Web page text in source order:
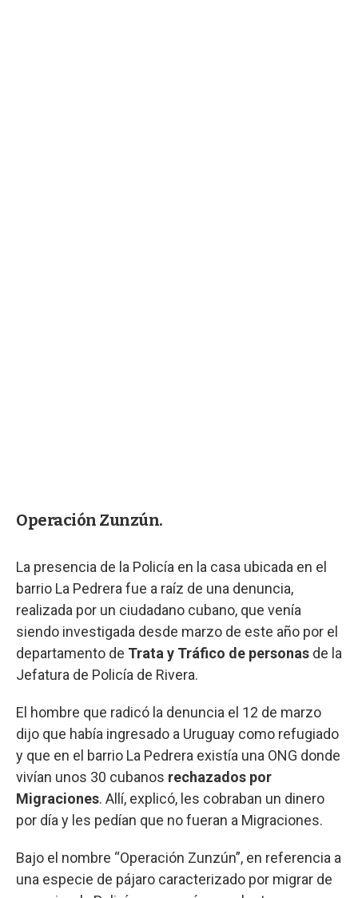
Operación Zunzún.
La presencia de la Policía en la casa ubicada en el
barrio La Pedrera fue a raíz de una denuncia,
realizada por un ciudadano cubano, que venía
siendo investigada desde marzo de este año por el
departamento de Trata y Tráfico de personas de la
Jefatura de Policía de Rivera.
El hombre que radicó la denuncia el 12 de marzo
dijo que había ingresado a Uruguay como refugiado
y que en el barrio La Pedrera existía una ONG donde
vivían unos 30 cubanos rechazados por
Migraciones. Allí, explicó, les cobraban un dinero
por día y les pedían que no fueran a Migraciones.
Bajo el nombre “Operación Zunzún”, en referencia a
una especie de pájaro caracterizado por migrar de